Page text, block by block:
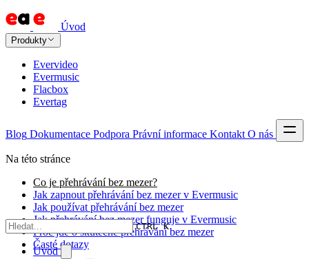
Úvod
Produkty
Evervideo
Evermusic
Flacbox
Evertag
Blog Dokumentace Podpora Právní informace Kontakt O nás
CTRL K
Úvod
Na této stránce
Co je přehrávání bez mezer?
Jak zapnout přehrávání bez mezer v Evermusic
Jak používat přehrávání bez mezer
Jak přehrávání bez mezer funguje v Evermusic
Proč jde o skutečné přehrávání bez mezer
Časté dotazy